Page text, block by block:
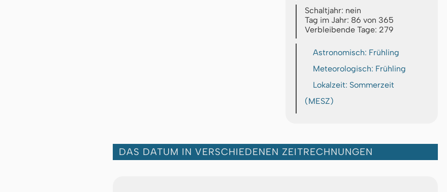
Schaltjahr: nein
Tag im Jahr: 86 von 365
Verbleibende Tage: 279
Astronomisch: Frühling
Meteorologisch: Frühling
Lokalzeit: Sommerzeit
(MESZ)
DAS DATUM IN VERSCHIEDENEN ZEITRECHNUNGEN